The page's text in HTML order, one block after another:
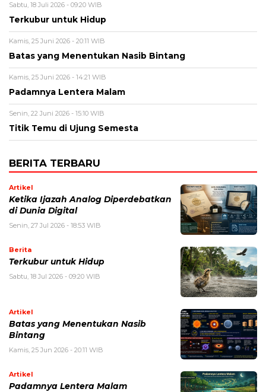
Sabtu, 18 Juli 2026 - 09:20 WIB
Terkubur untuk Hidup
Kamis, 25 Juni 2026 - 20:11 WIB
Batas yang Menentukan Nasib Bintang
Kamis, 25 Juni 2026 - 14:21 WIB
Padamnya Lentera Malam
Senin, 22 Juni 2026 - 15:10 WIB
Titik Temu di Ujung Semesta
BERITA TERBARU
Artikel
Ketika Ijazah Analog Diperdebatkan
di Dunia Digital
Senin, 27 Jul 2026 - 18:53 WIB
Berita
Terkubur untuk Hidup
Sabtu, 18 Jul 2026 - 09:20 WIB
Artikel
Batas yang Menentukan Nasib
Bintang
Kamis, 25 Jun 2026 - 20:11 WIB
Artikel
Padamnya Lentera Malam